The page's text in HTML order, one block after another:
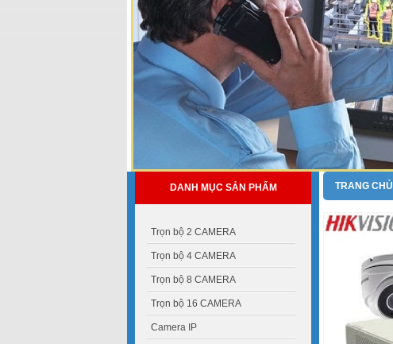
TRANG CHỦ
DANH MỤC SẢN PHẨM
Trọn bộ 2 CAMERA
Trọn bộ 4 CAMERA
Trọn bộ 8 CAMERA
Trọn bộ 16 CAMERA
Camera IP